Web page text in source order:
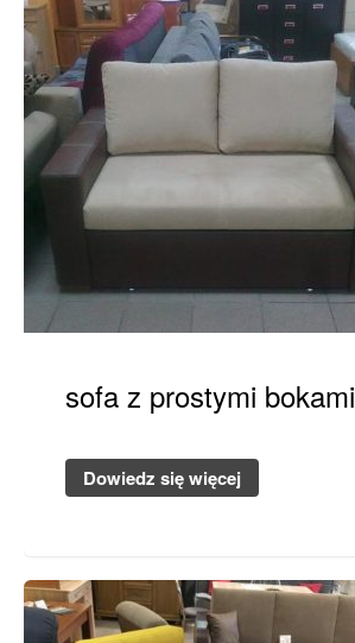
stelaże
Zestawy
Meble
Biurowe
Łazienkowe
Brak
sofa z prostymi bokami
Dowiedz się więcej